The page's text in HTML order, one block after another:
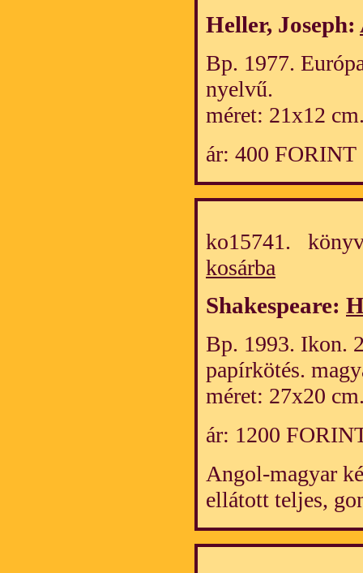
Heller, Joseph:
Bp. 1977.
nyelvű.
méret: 21x12
ár: 400 FORINT
ko15741.
kosárba
Shakespeare:
Bp. 1993. Ikon.
papírkötés.
méret: 27x20
ár: 1200
Angol-magyar
ellátott teljes,